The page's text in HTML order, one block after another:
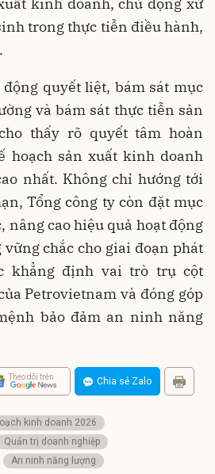
trong thực tiễn điều hành,
quyết liệt, bám sát mục
và bám sát thực tiễn sản
thấy rõ quyết tâm hoàn
hoạch sản xuất kinh doanh
nhất. Không chỉ hướng tới
Tổng công ty còn đặt mục
nâng cao hiệu quả hoạt động
chắc cho giai đoạn phát
khẳng định vai trò trụ cột
Petrovietnam và đóng góp
bảo đảm an ninh năng
Theo dõi trên Chia sẻ Zalo
kinh doanh 2026
Quản trị doanh nghiệp
An ninh năng lượng